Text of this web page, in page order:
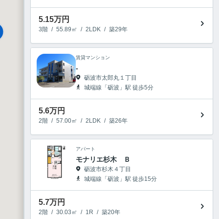
5.15万円
3階 / 55.89㎡ / 2LDK / 築29年
賃貸マンション
-
砺波市太郎丸１丁目
城端線「砺波」駅 徒歩5分
5.6万円
2階 / 57.00㎡ / 2LDK / 築26年
アパート
モナリエ杉木 Ｂ
砺波市杉木４丁目
城端線「砺波」駅 徒歩15分
5.7万円
2階 / 30.03㎡ / 1R / 築20年